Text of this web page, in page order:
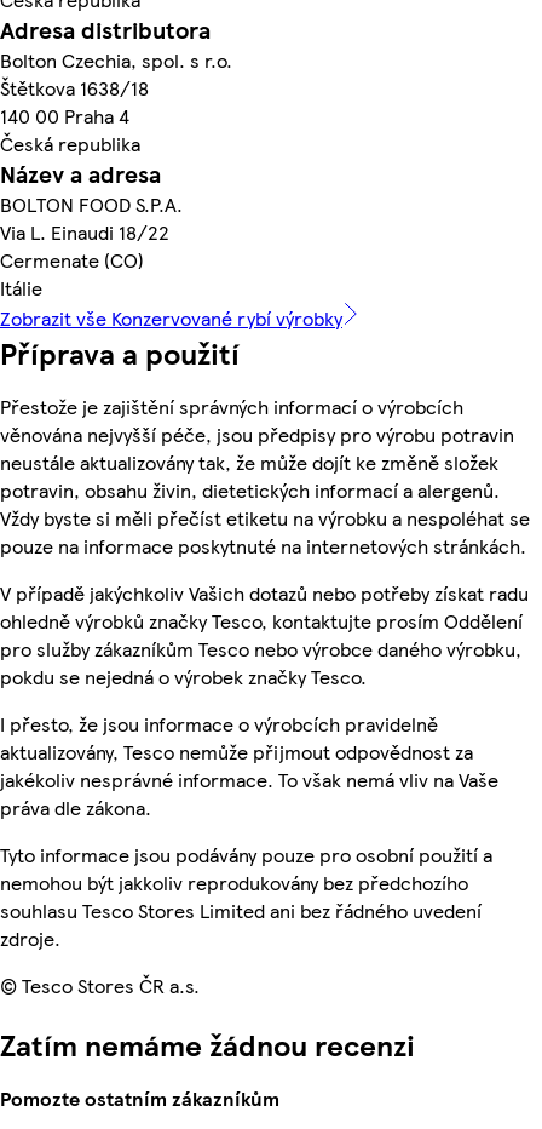
Adresa distributora
Bolton Czechia, spol. s r.o.
Štětkova 1638/18
140 00 Praha 4
Česká republika
Název a adresa
BOLTON FOOD S.P.A.
Via L. Einaudi 18/22
Cermenate (CO)
Itálie
Zobrazit vše Konzervované rybí výrobky
Příprava a použití
Přestože je zajištění správných informací o výrobcích
věnována nejvyšší péče, jsou předpisy pro výrobu potravin
neustále aktualizovány tak, že může dojít ke změně složek
potravin, obsahu živin, dietetických informací a alergenů.
Vždy byste si měli přečíst etiketu na výrobku a nespoléhat se
pouze na informace poskytnuté na internetových stránkách.
V případě jakýchkoliv Vašich dotazů nebo potřeby získat radu
ohledně výrobků značky Tesco, kontaktujte prosím Oddělení
pro služby zákazníkům Tesco nebo výrobce daného výrobku,
pokdu se nejedná o výrobek značky Tesco.
I přesto, že jsou informace o výrobcích pravidelně
aktualizovány, Tesco nemůže přijmout odpovědnost za
jakékoliv nesprávné informace. To však nemá vliv na Vaše
práva dle zákona.
Tyto informace jsou podávány pouze pro osobní použití a
nemohou být jakkoliv reprodukovány bez předchozího
souhlasu Tesco Stores Limited ani bez řádného uvedení
zdroje.
© Tesco Stores ČR a.s.
Zatím nemáme žádnou recenzi
Pomozte ostatním zákazníkům